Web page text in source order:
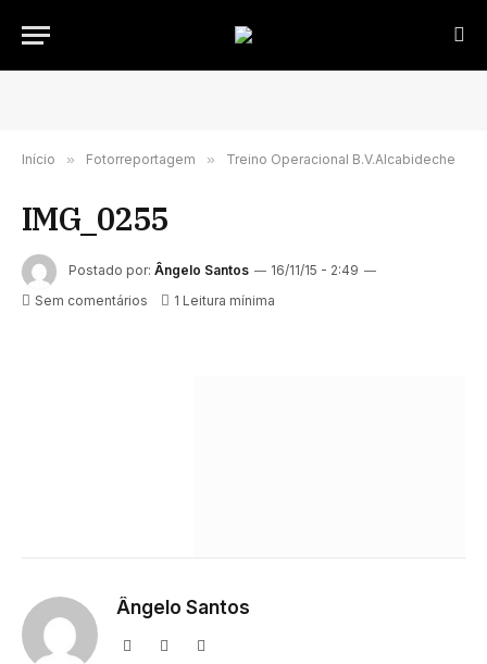
Início » Fotorreportagem » Treino Operacional B.V.Alcabideche
IMG_0255
Postado por: Ângelo Santos
16/11/15 - 2:49
Sem comentários
1 Leitura mínima
Ângelo Santos
Website Facebook